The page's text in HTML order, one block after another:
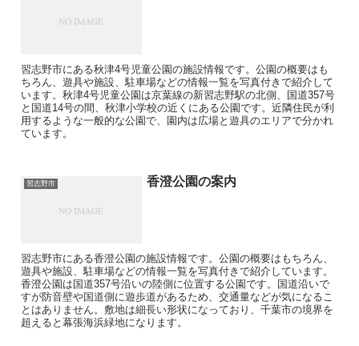
習志野市にある秋津4号児童公園の施設情報です。公園の概要はも
ちろん、遊具や施設、駐車場などの情報一覧を写真付きで紹介して
います。秋津4号児童公園は京葉線の新習志野駅の北側、国道357号
と国道14号の間、秋津小学校の近くにある公園です。近隣住民が利
用するような一般的な公園で、園内は広場と遊具のエリアで分かれ
ています。
習志野市 香澄公園の案内
習志野市にある香澄公園の施設情報です。公園の概要はもちろん、
遊具や施設、駐車場などの情報一覧を写真付きで紹介しています。
香澄公園は国道357号沿いの陸側に位置する公園です。国道沿いで
すが防音壁や国道側に遊歩道があるため、交通量などが気になるこ
とはありません。敷地は細長い形状になっており、千葉市の境界を
超えると幕張海浜緑地になります。